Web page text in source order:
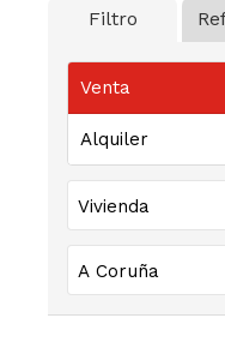
Filtro
Venta
Alquiler